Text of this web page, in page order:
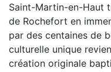
Saint-Martin-en-Haut
de Rochefort en
par des centaines de
culturelle unique
création originale